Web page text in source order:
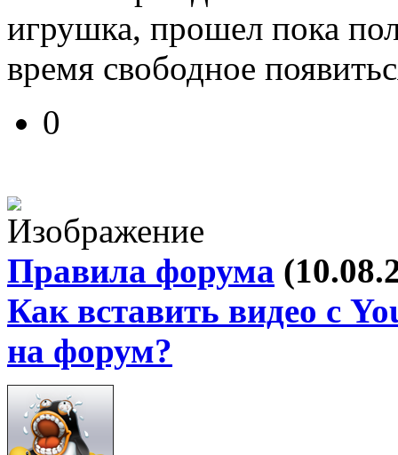
игрушка, прошел пока
время свободное
0
Правила форума
Как вставить видео с
на форум?